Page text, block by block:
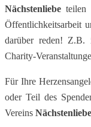
Nächstenliebe teilen
Öffentlichkeitsarbeit
darüber reden! Z.B.
Charity-​
Für Ihre
oder Teil des
Vereins